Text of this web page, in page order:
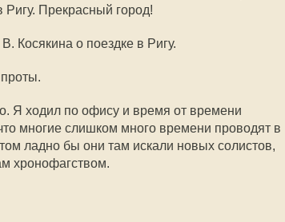
Прекрасный город!
Косякина о поездке в Ригу.
Я ходил по офису и время от времени
многие слишком много времени проводят в
ладно бы они там искали новых солистов,
хронофагством.